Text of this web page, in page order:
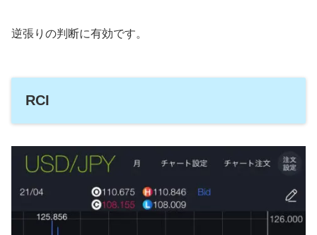
逆張りの判断に有効です。
RCI